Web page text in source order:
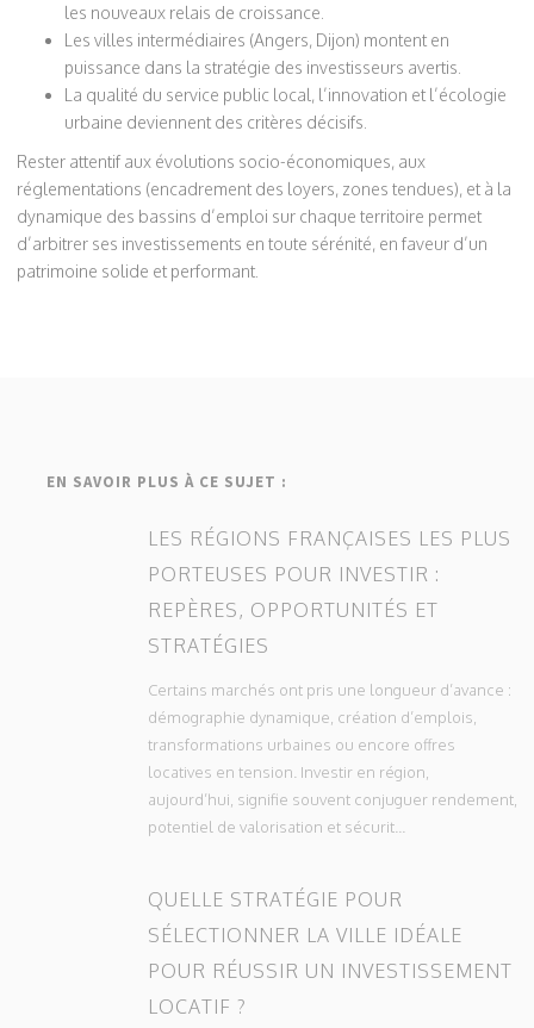
les nouveaux relais de croissance.
Les villes intermédiaires (Angers, Dijon) montent en
puissance dans la stratégie des investisseurs avertis.
La qualité du service public local, l’innovation et l’écologie
urbaine deviennent des critères décisifs.
Rester attentif aux évolutions socio-économiques, aux
réglementations (encadrement des loyers, zones tendues), et à la
dynamique des bassins d’emploi sur chaque territoire permet
d’arbitrer ses investissements en toute sérénité, en faveur d’un
patrimoine solide et performant.
EN SAVOIR PLUS À CE SUJET :
LES RÉGIONS FRANÇAISES LES PLUS
PORTEUSES POUR INVESTIR :
REPÈRES, OPPORTUNITÉS ET
STRATÉGIES
Certains marchés ont pris une longueur d’avance :
démographie dynamique, création d’emplois,
transformations urbaines ou encore offres
locatives en tension. Investir en région,
aujourd’hui, signifie souvent conjuguer rendement,
potentiel de valorisation et sécurit...
QUELLE STRATÉGIE POUR
SÉLECTIONNER LA VILLE IDÉALE
POUR RÉUSSIR UN INVESTISSEMENT
LOCATIF ?